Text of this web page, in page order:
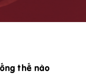
thế nào